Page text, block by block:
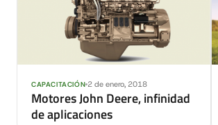
CAPACITACIÓN 2 de enero, 2018
Motores John Deere, infinidad
de aplicaciones